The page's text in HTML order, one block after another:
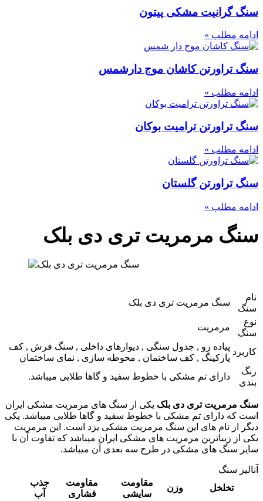
سنگ گرانیت مشکی پیتون
ادامه مطلب »
سنگ تراورتن کاشان موج دارشمس
ادامه مطلب »
سنگ تراورتن ترامیت بوکان
ادامه مطلب »
سنگ تراورتن گلستان
ادامه مطلب »
سنگ مرمریت تری دی بلک
نام
سنگ
سنگ مرمریت تری دی بلک
نوع
سنگ
مرمریت
کاربرد
پیاده رو , جدول سنگی , دیوارهای داخلی , سنگ فرش , کف
پارکینگ , کف ساختمان , محوطه سازی , نمای ساختمان
رنگ
بندی
دارای تم مشکی با خطوط سفید و گاها طلایی میباشد.
سنگ مرمریت تری دی بلک یکی از سنگ های مرمریت مشکی ایران
است که دارای تم مشکی با خطوط سفید و گاها طلایی میباشد. یکی
دیگر از نام های این سنگ مرمریت مشکی یزد است. این مرمریت
یکی از زیباترین مرمریت های مشکی ایران میباشد که تفاوت آن با
سایر سنگ های مشکی در طرح سه بعدی آن میباشد.
آنالیز سنگ
تخلخل
وزن
مقاومت
سایشی
مقاومت
فشاری
جذب
آب